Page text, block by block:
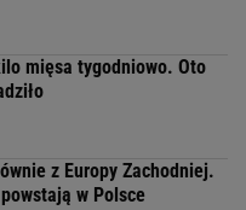
mięsa tygodniowo. Oto
z Europy Zachodniej.
w Polsce